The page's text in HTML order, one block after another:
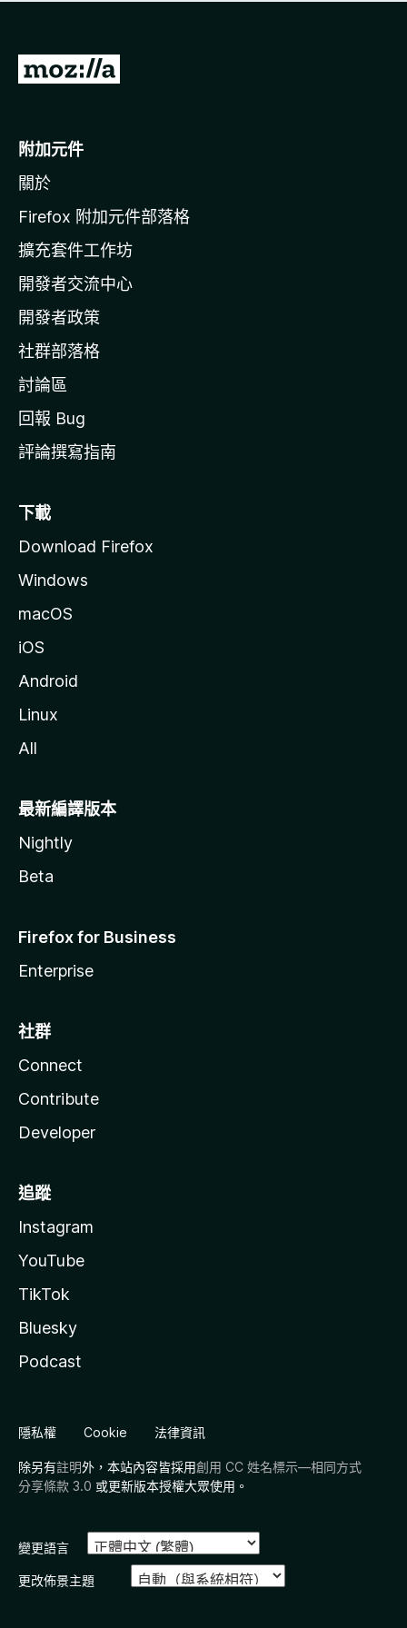
有
前
o
i
l
a
官
網
附加元件
關於
Firefox 附加元件部落格
擴充套件工作坊
開發者交流中心
開發者政策
社群部落格
討論區
回報 Bug
評論撰寫指南
下載
Download Firefox
Windows
macOS
iOS
Android
Linux
All
最新編譯版本
Nightly
Beta
Firefox for Business
Enterprise
社群
Connect
Contribute
Developer
追蹤
Instagram
YouTube
TikTok
Bluesky
Podcast
隱私權 Cookie 法律資訊
除另有註明外，本站內容皆採用創用 CC 姓名標示—相同方式
分享條款 3.0 或更新版本授權大眾使用。
變更語言
更改佈景主題